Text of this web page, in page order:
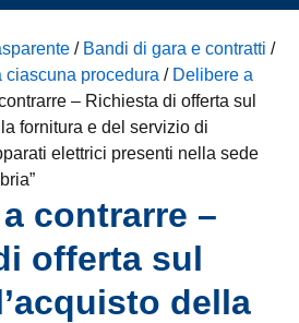
/ Bandi di gara e contratti /
ciascuna procedura / Delibere a
– Richiesta di offerta sul
fornitura e del servizio di
elettrici presenti nella sede
contrarre –
offerta sul
della